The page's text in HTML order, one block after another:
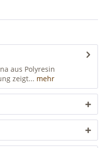
aus Polyresin
zeigt... mehr